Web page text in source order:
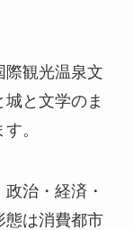
際観光温泉文
と文学のま
。
治・経済・
態は消費都市